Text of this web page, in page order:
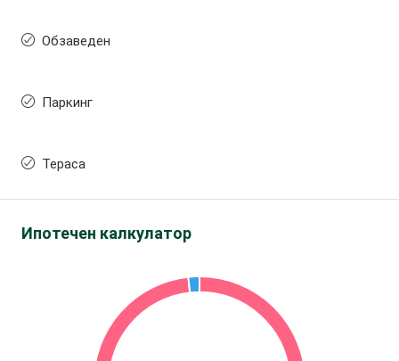
Обзаведен
Паркинг
Тераса
Ипотечен калкулатор